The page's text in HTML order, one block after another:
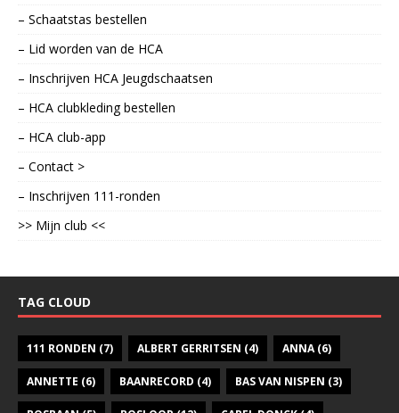
– Schaatstas bestellen
– Lid worden van de HCA
– Inschrijven HCA Jeugdschaatsen
– HCA clubkleding bestellen
– HCA club-app
– Contact >
– Inschrijven 111-ronden
>> Mijn club <<
TAG CLOUD
111 RONDEN (7) ALBERT GERRITSEN (4) ANNA(6)
ANNETTE (6) BAANRECORD (4) BAS VAN NISPEN (3)